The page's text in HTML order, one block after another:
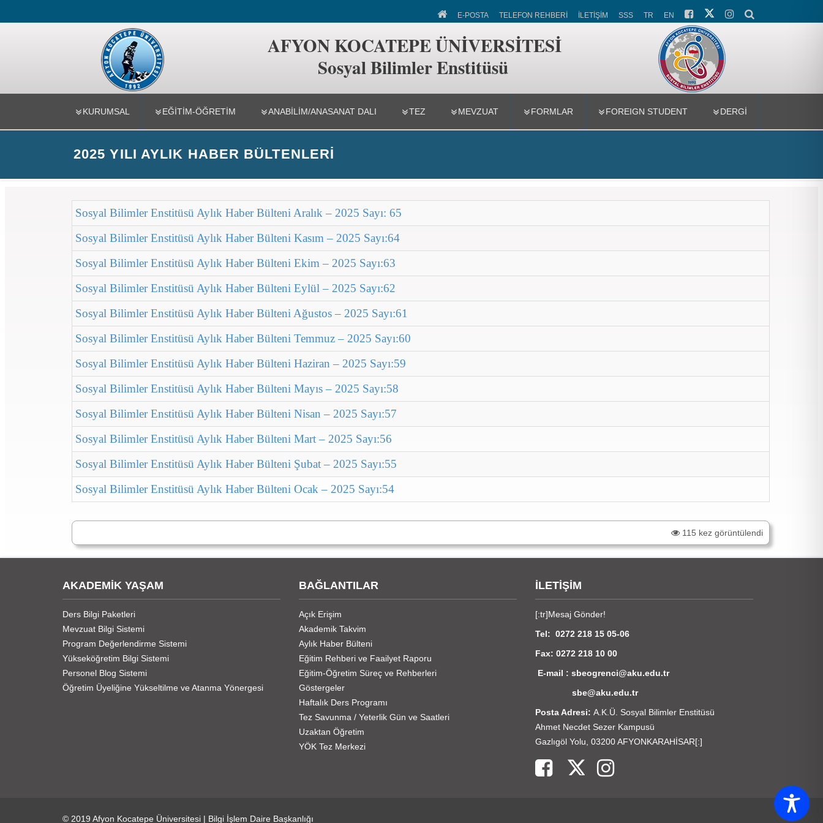
Sosyal Bilimler Enstitüsü
E-POSTA TELEFON REHBERİ İLETİŞİM SSS TR EN
AFYON KOCATEPE ÜNİVERSİTESİ
Sosyal Bilimler Enstitüsü
KURUMSAL EĞITIM-ÖĞRETIM ANABILIM/ANASANAT DALI TEZ MEVZUAT FORMLAR FOREIGN STUDENT DERGI
2025 YILI AYLIK HABER BÜLTENLERI
Sosyal Bilimler Enstitüsü Aylık Haber Bülteni Aralık – 2025 Sayı: 65
Sosyal Bilimler Enstitüsü Aylık Haber Bülteni Kasım – 2025 Sayı:64
Sosyal Bilimler Enstitüsü Aylık Haber Bülteni Ekim – 2025 Sayı:63
Sosyal Bilimler Enstitüsü Aylık Haber Bülteni Eylül – 2025 Sayı:62
Sosyal Bilimler Enstitüsü Aylık Haber Bülteni Ağustos – 2025 Sayı:61
Sosyal Bilimler Enstitüsü Aylık Haber Bülteni Temmuz – 2025 Sayı:60
Sosyal Bilimler Enstitüsü Aylık Haber Bülteni Haziran – 2025 Sayı:59
Sosyal Bilimler Enstitüsü Aylık Haber Bülteni Mayıs – 2025 Sayı:58
Sosyal Bilimler Enstitüsü Aylık Haber Bülteni Nisan – 2025 Sayı:57
Sosyal Bilimler Enstitüsü Aylık Haber Bülteni Mart – 2025 Sayı:56
Sosyal Bilimler Enstitüsü Aylık Haber Bülteni Şubat – 2025 Sayı:55
Sosyal Bilimler Enstitüsü Aylık Haber Bülteni Ocak – 2025 Sayı:54
115 kez görüntülendi
AKADEMİK YAŞAM
Ders Bilgi Paketleri
Mevzuat Bilgi Sistemi
Program Değerlendirme Sistemi
Yükseköğretim Bilgi Sistemi
Personel Blog Sistemi
Öğretim Üyeliğine Yükseltilme ve Atanma Yönergesi
BAĞLANTILAR
Açık Erişim
Akademik Takvim
Aylık Haber Bülteni
Eğitim Rehberi ve Faailyet Raporu
Eğitim-Öğretim Süreç ve Rehberleri
Göstergeler
Haftalık Ders Programı
Tez Savunma / Yeterlik Gün ve Saatleri
Uzaktan Öğretim
YÖK Tez Merkezi
İLETİŞİM
[:tr]Mesaj Gönder!
Tel: 0272 218 15 05-06
Fax: 0272 218 10 00
E-mail : sbeogrenci@aku.edu.tr
sbe@aku.edu.tr
Posta Adresi: A.K.Ü. Sosyal Bilimler Enstitüsü
Ahmet Necdet Sezer Kampusü
Gazlıgöl Yolu, 03200 AFYONKARAHİSAR[:]
© 2019 Afyon Kocatepe Üniversitesi | Bilgi İşlem Daire Başkanlığı